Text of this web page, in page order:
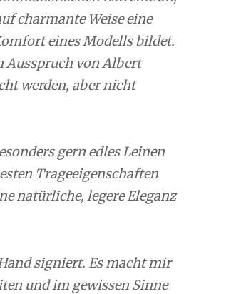
charmante Weise eine
eines Modells bildet.
Ausspruch von Albert
werden, aber nicht
gern edles Leinen
Trageeigenschaften
natürliche, legere Eleganz
signiert. Es macht mir
und im gewissen Sinne